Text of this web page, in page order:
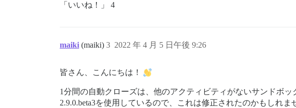
「いいね！」 4
maiki (maiki) 2022 年 4 月 5 日午後 9:26
3
皆さん、こんにちは！
1分間の自動クローズは、他のアクティビティがないサンドボ
2.9.0.beta3を使用しているので、これは修正されたのかもしれま